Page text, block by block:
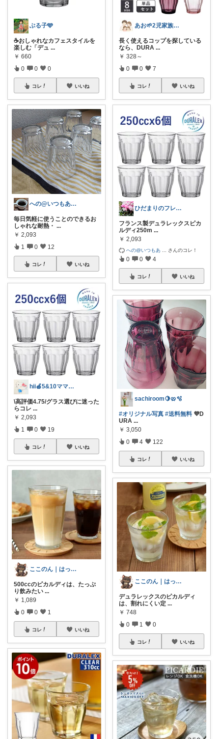
ぶる子🩵
☕️おしゃれなカフェスタイルを
楽しむ「デュ ...
￥ 660
0 0 0
コレ いいね
への@いつもありがとう
毎日気軽に使うことのできるお
しゃれな耐熱・ ...
￥ 2,093
1 0 12
コレ いいね
hii🍎5&10ママ♡感謝です♡
\高評価4.75/グラス選びに迷った
らコレ ...
￥ 2,093
1 0 19
コレ いいね
ここのん｜はっぴいライフ💓
500ccのピカルディは、たっぷ
り飲みたい ...
￥ 1,089
0 0 1
コレ いいね
あお🌱2児家族｜シンプルな暮らしと台所
長く使えるコップを探している
なら、DURA ...
￥ 328～
0 0 7
コレ いいね
ひだまりのフレンチ🩷ガーデン
フランス製デュラレックスピカ
ルディ250m ...
￥ 2,093
への@いつもあ さんのコレ！
0 0 4
コレ いいね
sachiroom🍋🥨🫧
#オリジナル写真 #送料無料 💜D
URA ...
￥ 3,050
0 4 122
コレ いいね
ここのん｜はっぴいライフ💓
デュラレックスのピカルディ
は、割れにくい定 ...
￥ 748
0 1 0
コレ いいね